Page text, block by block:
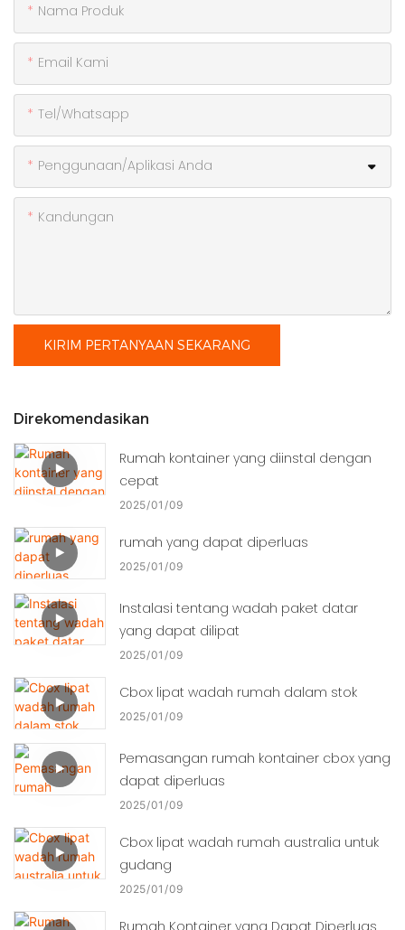
Nama Produk
Email Kami
Tel/whatsapp
Penggunaan/Aplikasi Anda
Kandungan
KIRIM PERTANYAAN SEKARANG
Direkomendasikan
Rumah kontainer yang diinstal dengan
cepat
2025 01 09
rumah yang dapat diperluas
2025 01 09
Instalasi tentang wadah paket datar
yang dapat dilipat
2025 01 09
Cbox lipat wadah rumah dalam stok
2025 01 09
Pemasangan rumah kontainer cbox yang
dapat diperluas
2025 01 09
Cbox lipat wadah rumah australia untuk
gudang
2025 01 09